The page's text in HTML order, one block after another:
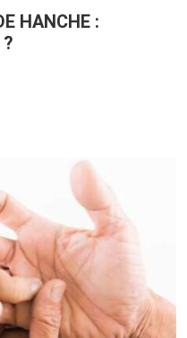
HANCHE :